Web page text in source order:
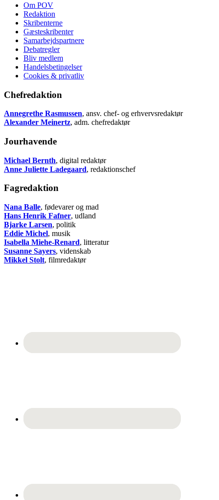
Om POV
Redaktion
Skribenterne
Gæsteskribenter
Samarbejdspartnere
Debatregler
Bliv medlem
Handelsbetingelser
Cookies & privatliv
Chefredaktion
Annegrethe Rasmussen, ansv. chef- og erhvervsredaktør
Alexander Meinertz, adm. chefredaktør
Jourhavende
Michael Bernth, digital redaktør
Anne Juliette Ladegaard, redaktionschef
Fagredaktion
Nana Balle, fødevarer og mad
Hans Henrik Fafner, udland
Bjarke Larsen, politik
Eddie Michel, musik
Isabella Miehe-Renard, litteratur
Susanne Sayers, videnskab
Mikkel Stolt, filmredaktør